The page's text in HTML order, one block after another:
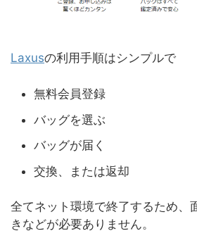
Laxusの利用手順はシンプルで
無料会員登録
バッグを選ぶ
バッグが届く
交換、または返却
全てネット環境で終了するため、
きなどが必要ありません。